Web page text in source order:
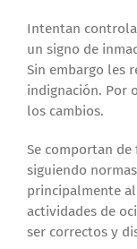
Intentan
un signo de
Sin embargo les
indignación. Por
los cambios.
Se comportan
siguiendo
principalmente
actividades de
ser correctos y